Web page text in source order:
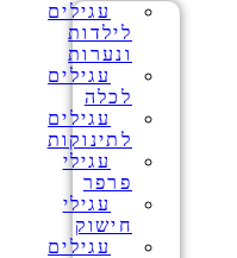
עגילים
לילדות
ונערות
עגילים
לכלה
עגילים
לתינוקות
עגילי
פרפר
עגילי
חישוק
עגילים